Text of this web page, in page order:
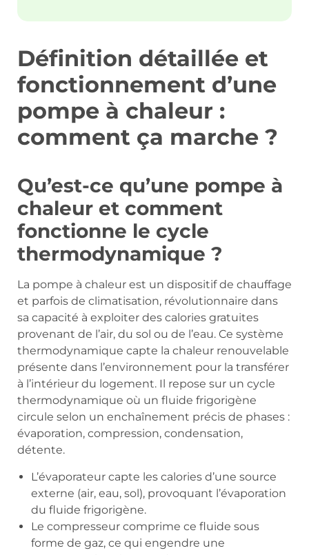
Définition détaillée et
fonctionnement d’une
pompe à chaleur :
comment ça marche ?
Qu’est-ce qu’une pompe à
chaleur et comment
fonctionne le cycle
thermodynamique ?
La pompe à chaleur est un dispositif de chauffage
et parfois de climatisation, révolutionnaire dans
sa capacité à exploiter des calories gratuites
provenant de l’air, du sol ou de l’eau. Ce système
thermodynamique capte la chaleur renouvelable
présente dans l’environnement pour la transférer
à l’intérieur du logement. Il repose sur un cycle
thermodynamique où un fluide frigorigène
circule selon un enchaînement précis de phases :
évaporation, compression, condensation,
détente.
L’évaporateur capte les calories d’une source
externe (air, eau, sol), provoquant l’évaporation
du fluide frigorigène.
Le compresseur comprime ce fluide sous
forme de gaz, ce qui engendre une